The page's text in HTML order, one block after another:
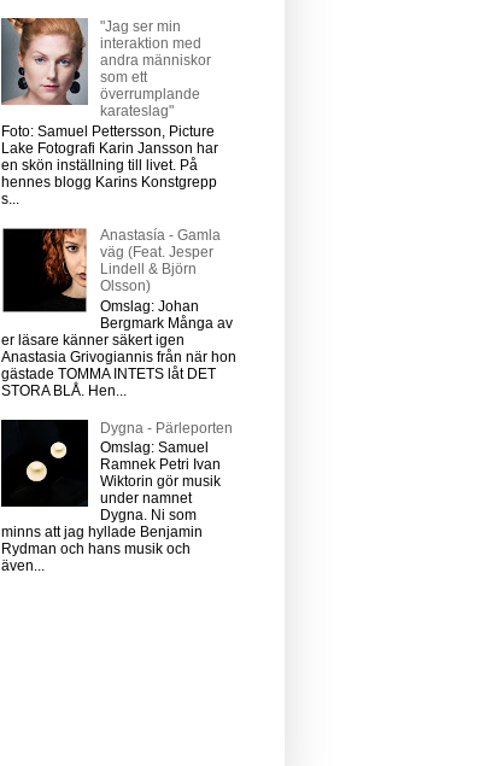
"Jag ser min
interaktion med
andra människor
som ett
överrumplande
karateslag"
Foto: Samuel Pettersson, Picture
Lake Fotografi Karin Jansson har
en skön inställning till livet. På
hennes blogg Karins Konstgrepp
s...
Anastasía - Gamla
väg (Feat. Jesper
Lindell & Björn
Olsson)
Omslag: Johan
Bergmark Många av
er läsare känner säkert igen
Anastasia Grivogiannis från när hon
gästade TOMMA INTETS låt DET
STORA BLÅ. Hen...
Dygna - Pärleporten
Omslag: Samuel
Ramnek Petri Ivan
Wiktorin gör musik
under namnet
Dygna. Ni som
minns att jag hyllade Benjamin
Rydman och hans musik och
även...